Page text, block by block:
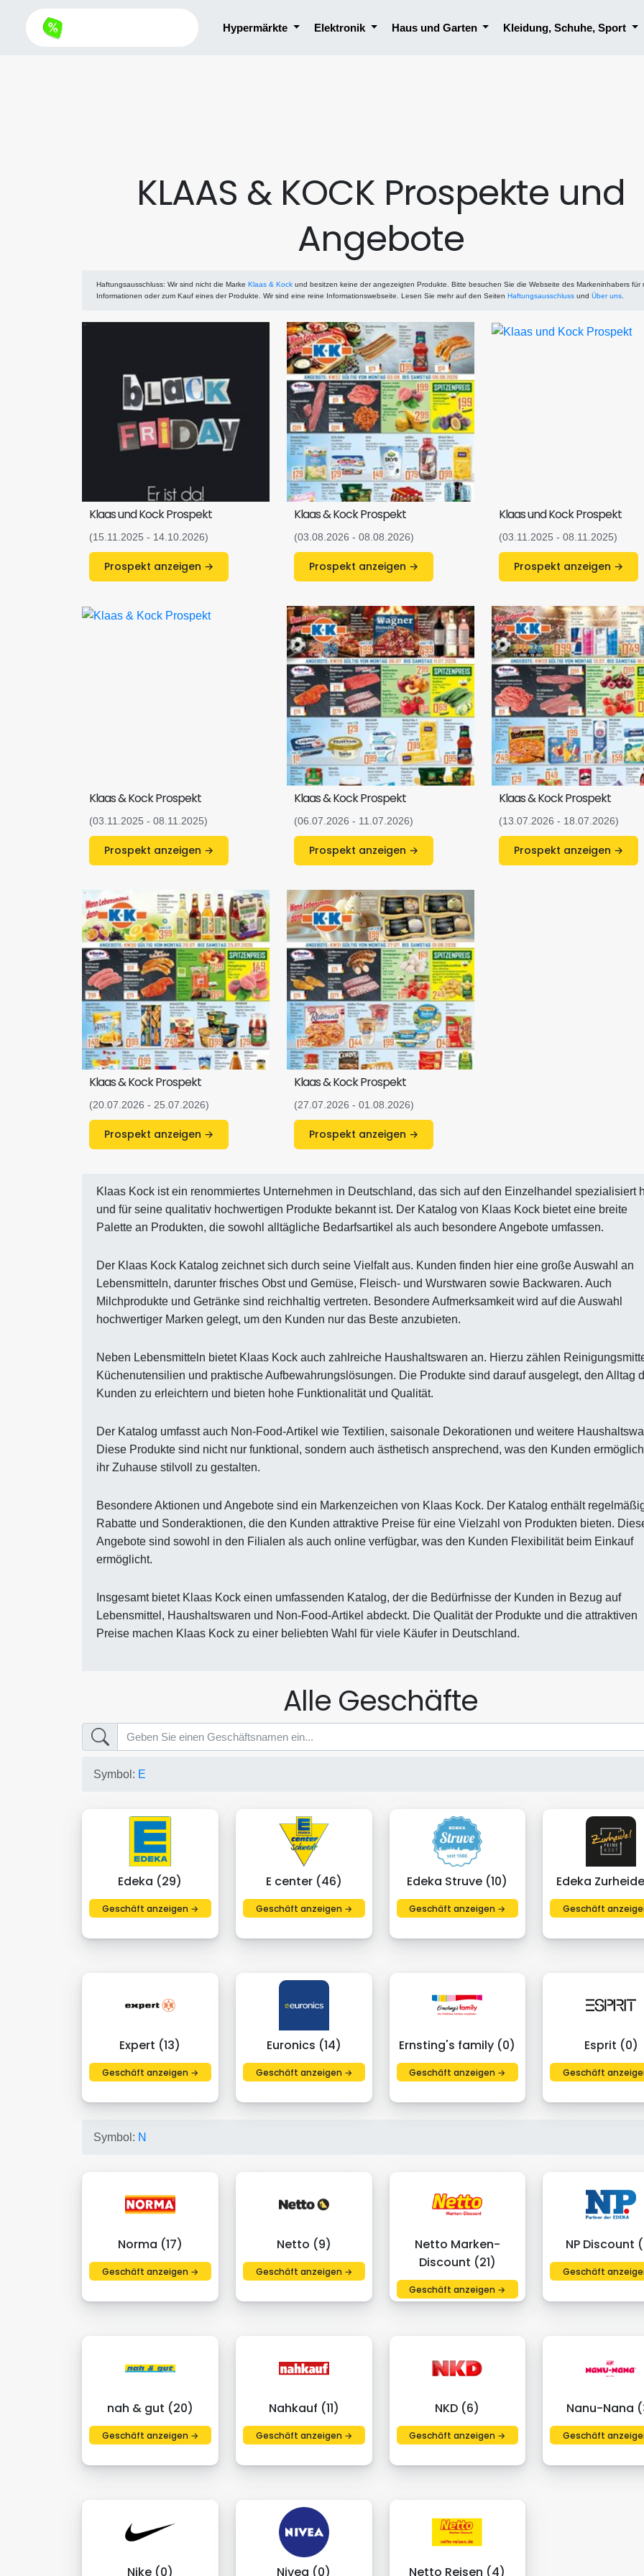
Hypermärkte Elektronik Haus und Garten Kleidung, Schuhe, Sport
KLAAS & KOCK Prospekte und
Angebote
Haftungsausschluss: Wir sind nicht die Marke Klaas & Kock und besitzen keine der angezeigten Produkte. Bitte besuchen Sie die Webseite des Markeninhabers für
Informationen oder zum Kauf eines der Produkte. Wir sind eine reine Informationswebseite. Lesen Sie mehr auf den Seiten Haftungsausschluss und Über uns
Klaas und Kock Prospekt
(15.11.2025 - 14.10.2026)
Prospekt anzeigen →
Klaas & Kock Prospekt
(03.08.2026 - 08.08.2026)
Prospekt anzeigen →
Klaas und Kock Prospekt
(03.11.2025 - 08.11.2025)
Prospekt anzeigen →
Klaas & Kock Prospekt
(03.11.2025 - 08.11.2025)
Prospekt anzeigen →
Klaas & Kock Prospekt
(06.07.2026 - 11.07.2026)
Prospekt anzeigen →
Klaas & Kock Prospekt
(13.07.2026 - 18.07.2026)
Prospekt anzeigen →
Klaas & Kock Prospekt
(20.07.2026 - 25.07.2026)
Prospekt anzeigen →
Klaas & Kock Prospekt
(27.07.2026 - 01.08.2026)
Prospekt anzeigen →
Klaas Kock ist ein renommiertes Unternehmen in Deutschland, das sich auf den Einzelhandel spezialisiert
und für seine qualitativ hochwertigen Produkte bekannt ist. Der Katalog von Klaas Kock bietet eine breite
Palette an Produkten, die sowohl alltägliche Bedarfsartikel als auch besondere Angebote umfassen.
Der Klaas Kock Katalog zeichnet sich durch seine Vielfalt aus. Kunden finden hier eine große Auswahl an
Lebensmitteln, darunter frisches Obst und Gemüse, Fleisch- und Wurstwaren sowie Backwaren. Auch
Milchprodukte und Getränke sind reichhaltig vertreten. Besondere Aufmerksamkeit wird auf die Auswahl
hochwertiger Marken gelegt, um den Kunden nur das Beste anzubieten.
Neben Lebensmitteln bietet Klaas Kock auch zahlreiche Haushaltswaren an. Hierzu zählen
Küchenutensilien und praktische Aufbewahrungslösungen. Die Produkte sind darauf ausgelegt, den Alltag
Kunden zu erleichtern und bieten hohe Funktionalität und Qualität.
Der Katalog umfasst auch Non-Food-Artikel wie Textilien, saisonale Dekorationen und weitere
Diese Produkte sind nicht nur funktional, sondern auch ästhetisch ansprechend, was den Kunden
ihr Zuhause stilvoll zu gestalten.
Besondere Aktionen und Angebote sind ein Markenzeichen von Klaas Kock. Der Katalog enthält
Rabatte und Sonderaktionen, die den Kunden attraktive Preise für eine Vielzahl von Produkten bieten.
Angebote sind sowohl in den Filialen als auch online verfügbar, was den Kunden Flexibilität beim Einkauf
ermöglicht.
Insgesamt bietet Klaas Kock einen umfassenden Katalog, der die Bedürfnisse der Kunden in Bezug auf
Lebensmittel, Haushaltswaren und Non-Food-Artikel abdeckt. Die Qualität der Produkte und die attraktiven
Preise machen Klaas Kock zu einer beliebten Wahl für viele Käufer in Deutschland.
Alle Geschäfte
Symbol: E
Edeka (29)
Geschäft anzeigen →
E center (46)
Geschäft anzeigen →
Edeka Struve (10)
Geschäft anzeigen →
Edeka
Geschäft
Expert (13)
Geschäft anzeigen →
Euronics (14)
Geschäft anzeigen →
Ernsting's family (0)
Geschäft anzeigen →
Esprit (0)
Geschäft
Symbol: N
Norma (17)
Geschäft anzeigen →
Netto (9)
Geschäft anzeigen →
Netto Marken-
Discount (21)
Geschäft anzeigen →
NP Discount
Geschäft
nah & gut (20)
Geschäft anzeigen →
Nahkauf (11)
Geschäft anzeigen →
NKD (6)
Geschäft anzeigen →
Nanu-Nana
Geschäft
Nike (0) Nivea (0) Netto Reisen (4)